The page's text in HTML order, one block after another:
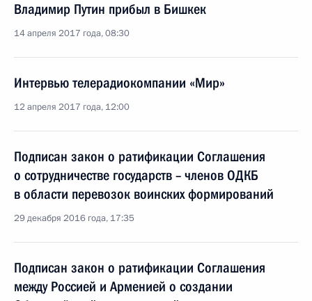
Владимир Путин прибыл в Бишкек
14 апреля 2017 года, 08:30
Интервью телерадиокомпании «Мир»
12 апреля 2017 года, 12:00
Подписан закон о ратификации Соглашения
о сотрудничестве государств – членов ОДКБ
в области перевозок воинских формирований
29 декабря 2016 года, 17:35
Подписан закон о ратификации Соглашения
между Россией и Арменией о создании